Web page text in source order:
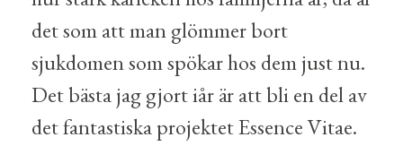
det som att man glömmer bort
sjukdomen som spökar hos dem just nu.
Det bästa jag gjort iår är att bli en del av
det fantastiska projektet Essence Vitae.